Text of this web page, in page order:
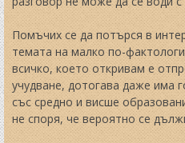
Помъчих се да потърся в
темата на малко по-
всичко, което откривам е
учудване, дотогава даже има
със средно и висше
не споря, че вероятно се